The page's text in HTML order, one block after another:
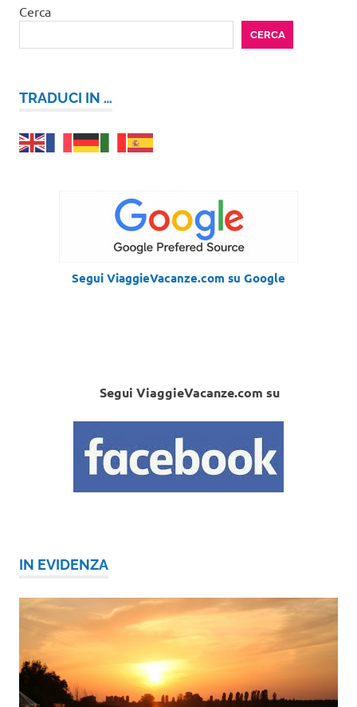
Cerca
CERCA
TRADUCI IN …
Segui ViaggieVacanze.com su Google
Segui ViaggieVacanze.com su
IN EVIDENZA